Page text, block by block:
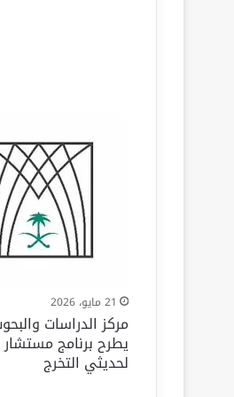
21 مايو، 2026
مركز الدراسات
يطرح برنامج
لحديثي التخرج